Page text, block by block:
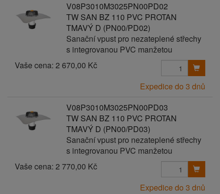
V08P3010M3025PN00PD02
TW SAN BZ 110 PVC PROTAN
TMAVÝ D (PN00/PD02)
Sanační vpust pro nezateplené střechy
s integrovanou PVC manžetou
Vaše cena: 2 670,00 Kč
Expedice do 3 dnů
V08P3010M3025PN00PD03
TW SAN BZ 110 PVC PROTAN
TMAVÝ D (PN00/PD03)
Sanační vpust pro nezateplené střechy
s integrovanou PVC manžetou
Vaše cena: 2 770,00 Kč
Expedice do 3 dnů